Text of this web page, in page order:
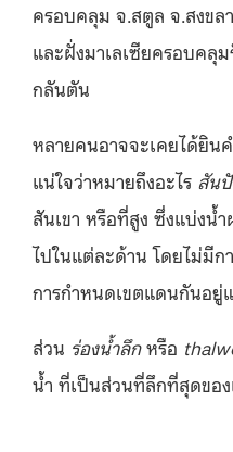
ครอบคลุม จ.สตูล จ.สงขล
และฝั่งมาเลเซียครอบคลุ
กลันตัน
หลายคนอาจจะเคยได้ยิน
แน่ใจว่าหมายถึงอะไร สัน
สันเขา หรือที่สูง ซึ่งแบ่งน้
ไปในแต่ละด้าน โดยไม่มีก
การกำหนดเขตแดนกันอยู่
ส่วน ร่องน้ำลึกหรือ
น้ำ ที่เป็นส่วนที่ลึกที่สุดขอ